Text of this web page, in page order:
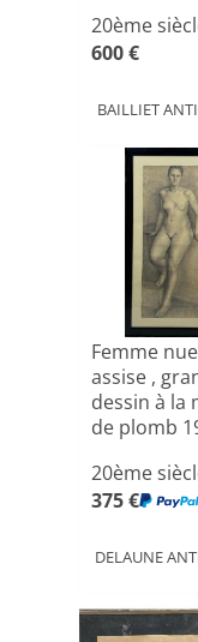
20ème
600 €
BAILLIET
Femme nue
assise ,
dessin à la
de plomb
20ème
375 €
DELAUNE